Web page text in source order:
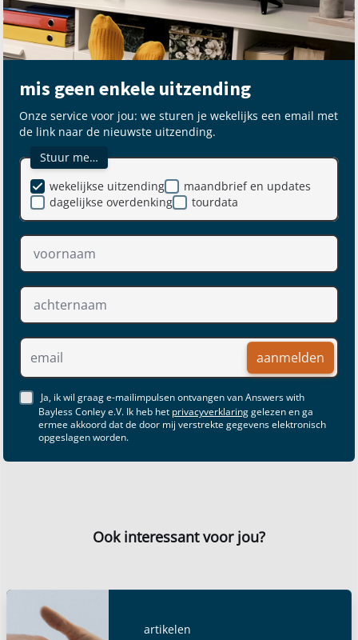
mis geen enkele uitzending
Onze service voor jou: we sturen je wekelijks een email met
de link naar de nieuwste uitzending.
Stuur me…
maandbrief en updates
dagelijkse overdenking
wekelijkse uitzending
tourdata
aanmelden
Ja, ik wil graag e-mailimpulsen ontvangen van Answers with
Bayless Conley e.V. Ik heb het privacyverklaringgelezen en ga
ermee akkoord dat de door mij verstrekte gegevens elektronisch
opgeslagen worden.
Ook interessant voor jou?
artikelen